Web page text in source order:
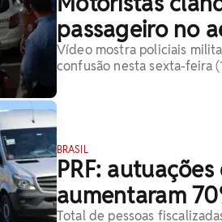
passageiro no
Vídeo mostra policiais
confusão nesta sexta-feira
BRASIL
PRF:
aumentaram
Total de pessoas